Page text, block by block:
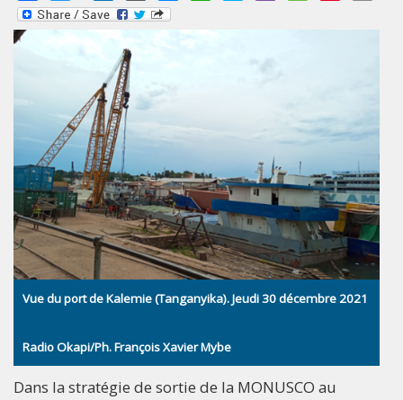
Vue du port de Kalemie (Tanganyika). Jeudi 30 décembre 2021
Radio Okapi/Ph. François Xavier Mybe
Dans la stratégie de sortie de la MONUSCO au